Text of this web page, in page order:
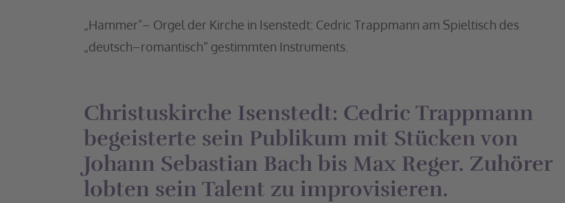
„Hammer"– Orgel der Kirche in Isenstedt: Cedric Trappmann am Spieltisch des
„deutsch–romantisch“ gestimmten Instruments.
Christuskirche Isenstedt: Cedric Trappmann
begeisterte sein Publikum mit Stücken von
Johann Sebastian Bach bis Max Reger. Zuhörer
lobten sein Talent zu improvisieren.